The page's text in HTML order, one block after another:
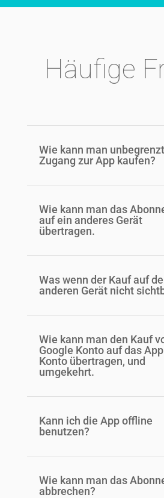
Häufige
Wie kann man
Zugang zur App kaufen?
Wie kann man das
auf ein anderes Gerät
übertragen.
Was wenn der Kauf auf
anderen Gerät nicht
Wie kann man den Kauf
Google Konto auf das
Konto übertragen, und
umgekehrt.
Kann ich die App offline
benutzen?
Wie kann man das
abbrechen?